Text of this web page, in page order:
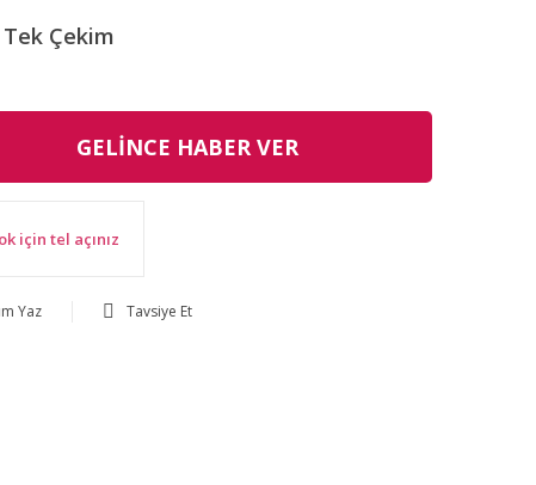
Tek Çekim
GELİNCE HABER VER
için tel açınız
Yaz Tavsiye Et